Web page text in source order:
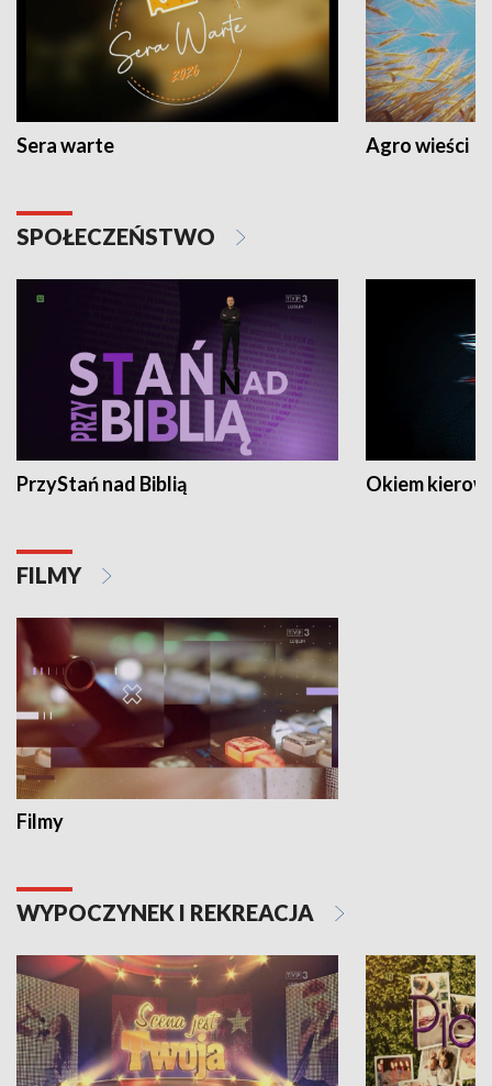
Sera warte Agro wieści
SPOŁECZEŃSTWO
PrzyStań nad Biblią Okiem
FILMY
Filmy
WYPOCZYNEK I REKREACJA